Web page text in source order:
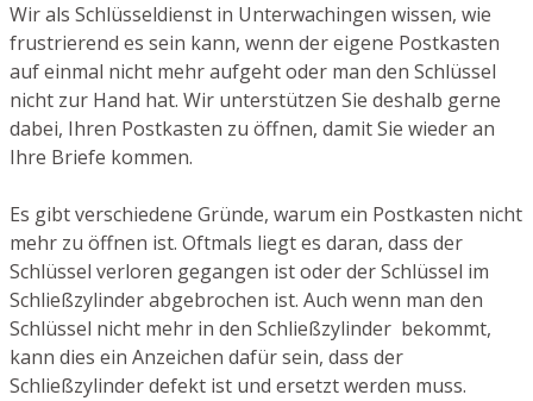
Wir als Schlüsseldienst in Unterwachingen wissen, wie
frustrierend es sein kann, wenn der eigene Postkasten
auf einmal nicht mehr aufgeht oder man den Schlüssel
nicht zur Hand hat. Wir unterstützen Sie deshalb gerne
dabei, Ihren Postkasten zu öffnen, damit Sie wieder an
Ihre Briefe kommen.
Es gibt verschiedene Gründe, warum ein Postkasten nicht
mehr zu öffnen ist. Oftmals liegt es daran, dass der
Schlüssel verloren gegangen ist oder der Schlüssel im
Schließzylinder abgebrochen ist. Auch wenn man den
Schlüssel nicht mehr in den Schließzylinder bekommt,
kann dies ein Anzeichen dafür sein, dass der
Schließzylinder defekt ist und ersetzt werden muss.